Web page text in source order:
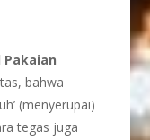
Pakaian
bahwa
(menyerupai)
tegas juga